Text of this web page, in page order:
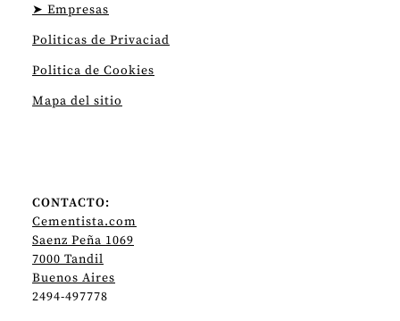
➤ Empresas
Politicas de Privaciad
Politica de Cookies
Mapa del sitio
CONTACTO:
Cementista.com
Saenz Peña 1069
7000 Tandil
Buenos Aires
2494-497778